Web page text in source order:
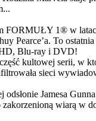
FORMUŁY 1® w
Pearce’a. To
Blu-ray i DVD!
kultowej serii, w
sieci
Jamesa
zakorzenioną wiarą w